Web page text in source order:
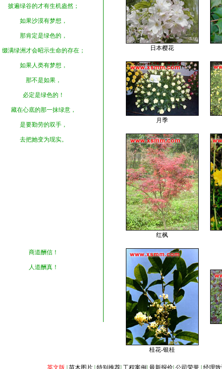
披遍绿谷的才有生机盎然；
如果沙漠有梦想，
那肯定是绿色的，
缀满绿洲才会昭示生命的存在；
如果人类有梦想，
那不是如果，
必定是绿色的！
藏在心底的那一抹绿意，
是要勤劳的双手，
去把她变为现实。
商道酬信！
人道酬真！
日本樱花
月季
红枫
桂花-银桂
英文版 苗木图片 特别推荐 工程案例 最新报价 公司荣誉 经理